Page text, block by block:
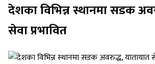
देशका विभिन्न स्थानमा सडक
सेवा प्रभावित